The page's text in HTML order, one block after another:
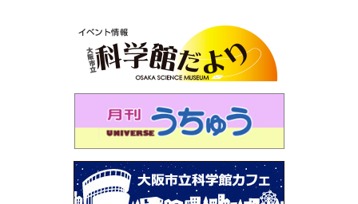
第113回 プラネタリウム「木星と土星を見よう」
第112回 プラネタリウム「見上げよう！未来の星空」
せられた2人のコレクション～」
第110回 プラネタリウム「見えない宇宙のミステリー～
謎の光・Ｘ線をとらえろ～」
第109回 「星図の描き方」